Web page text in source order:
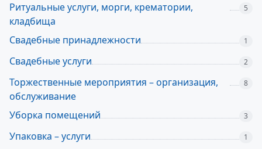
Ритуальные услуги, морги, крематории,
кладбища
5
Свадебные принадлежности 1
Свадебные услуги 2
Торжественные мероприятия – организация,
обслуживание
8
Уборка помещений 3
Упаковка – услуги 1